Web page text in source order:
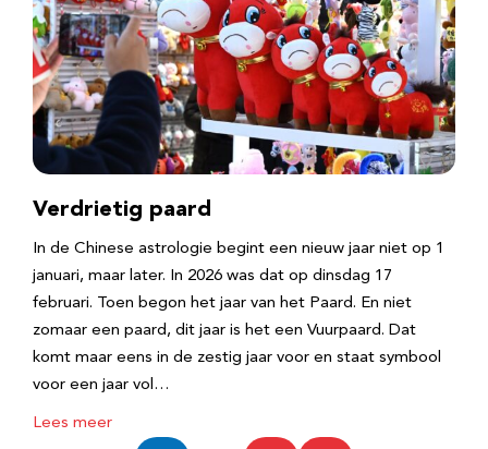
Verdrietig paard
In de Chinese astrologie begint een nieuw jaar niet op 1
januari, maar later. In 2026 was dat op dinsdag 17
februari. Toen begon het jaar van het Paard. En niet
zomaar een paard, dit jaar is het een Vuurpaard. Dat
komt maar eens in de zestig jaar voor en staat symbool
voor een jaar vol…
Lees meer